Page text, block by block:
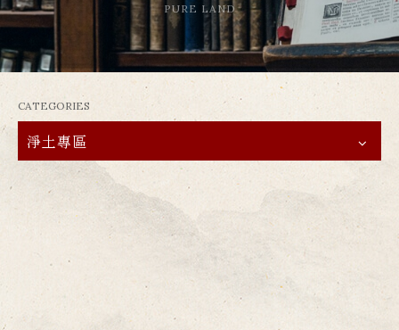
PURE LAND
CATEGORIES
淨土專區